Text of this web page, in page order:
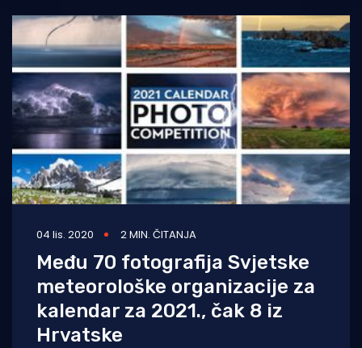
04 lis. 2020 2 MIN. ČITANJA
Među 70 fotografija Svjetske
meteorološke organizacije za
kalendar za 2021., čak 8 iz
Hrvatske